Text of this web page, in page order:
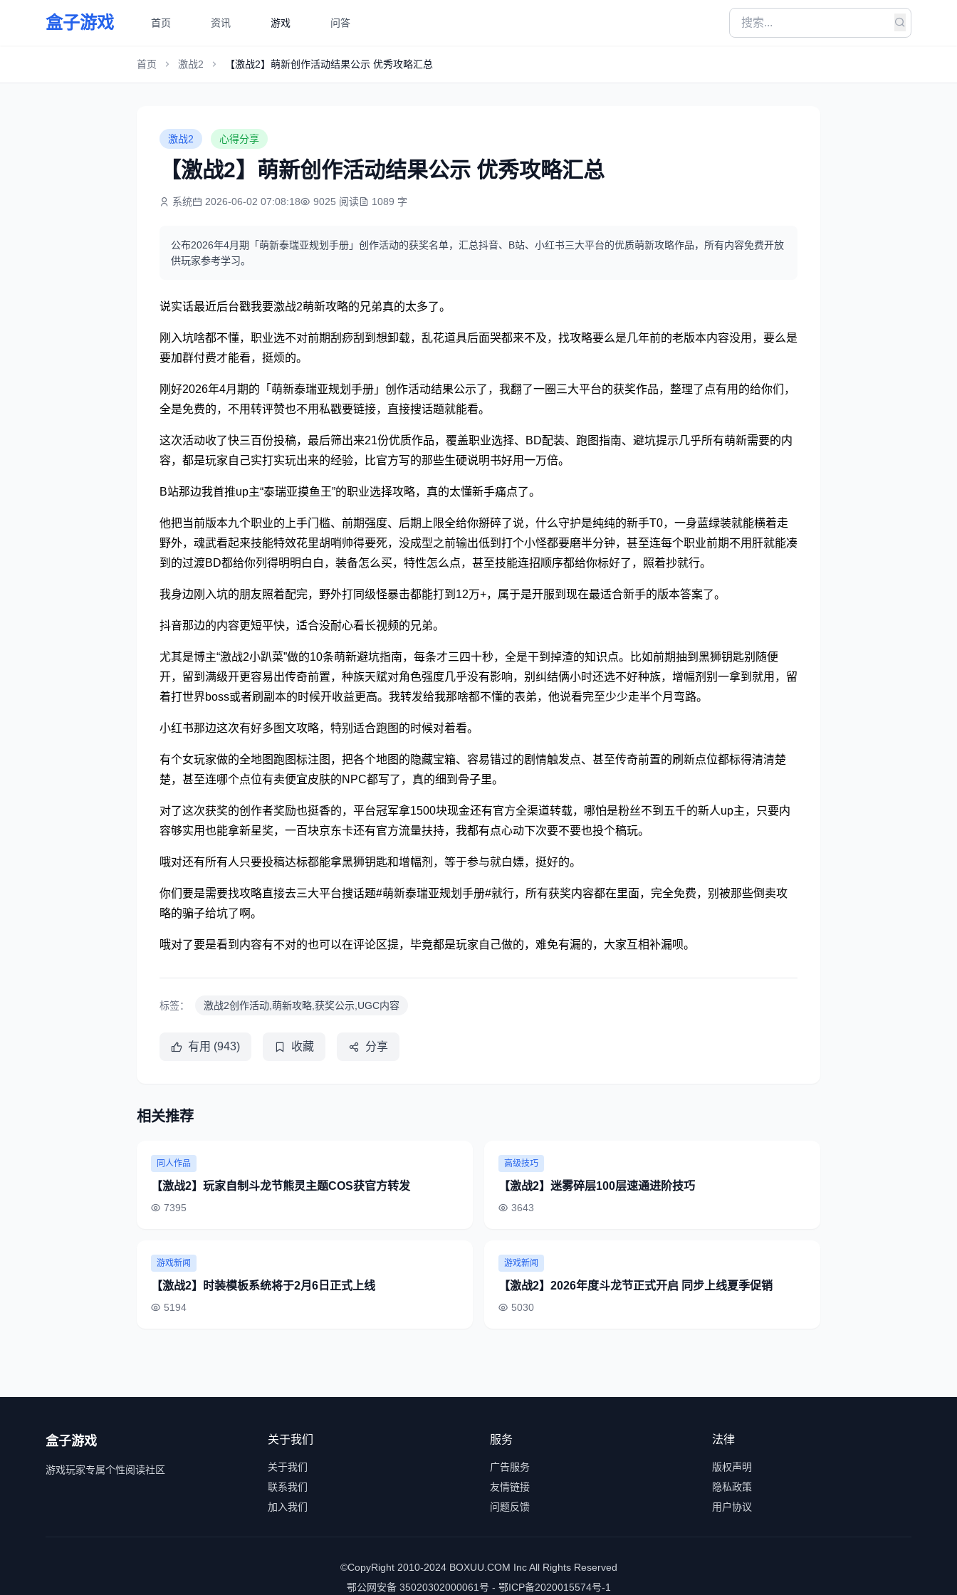
盒子游戏 首页 资讯 游戏 问答
首页 激战2 【激战2】萌新创作活动结果公示 优秀攻略汇总
激战2 心得分享
【激战2】萌新创作活动结果公示 优秀攻略汇总
系统 2026-06-02 07:08:18 9025 阅读 1089 字
公布2026年4月期「萌新泰瑞亚规划手册」创作活动的获奖名单，汇总抖音、B站、小红书三大平台的优质萌新攻略作品，所有内容免费开放
供玩家参考学习。
说实话最近后台戳我要激战2萌新攻略的兄弟真的太多了。
刚入坑啥都不懂，职业选不对前期刮痧刮到想卸载，乱花道具后面哭都来不及，找攻略要么是几年前的老版本内容没用，要么是
要加群付费才能看，挺烦的。
刚好2026年4月期的「萌新泰瑞亚规划手册」创作活动结果公示了，我翻了一圈三大平台的获奖作品，整理了点有用的给你们，
全是免费的，不用转评赞也不用私戳要链接，直接搜话题就能看。
这次活动收了快三百份投稿，最后筛出来21份优质作品，覆盖职业选择、BD配装、跑图指南、避坑提示几乎所有萌新需要的内
容，都是玩家自己实打实玩出来的经验，比官方写的那些生硬说明书好用一万倍。
B站那边我首推up主“泰瑞亚摸鱼王”的职业选择攻略，真的太懂新手痛点了。
他把当前版本九个职业的上手门槛、前期强度、后期上限全给你掰碎了说，什么守护是纯纯的新手T0，一身蓝绿装就能横着走
野外，魂武看起来技能特效花里胡哨帅得要死，没成型之前输出低到打个小怪都要磨半分钟，甚至连每个职业前期不用肝就能凑
到的过渡BD都给你列得明明白白，装备怎么买，特性怎么点，甚至技能连招顺序都给你标好了，照着抄就行。
我身边刚入坑的朋友照着配完，野外打同级怪暴击都能打到12万+，属于是开服到现在最适合新手的版本答案了。
抖音那边的内容更短平快，适合没耐心看长视频的兄弟。
尤其是博主“激战2小趴菜”做的10条萌新避坑指南，每条才三四十秒，全是干到掉渣的知识点。比如前期抽到黑狮钥匙别随便
开，留到满级开更容易出传奇前置，种族天赋对角色强度几乎没有影响，别纠结俩小时还选不好种族，增幅剂别一拿到就用，留
着打世界boss或者刷副本的时候开收益更高。我转发给我那啥都不懂的表弟，他说看完至少少走半个月弯路。
小红书那边这次有好多图文攻略，特别适合跑图的时候对着看。
有个女玩家做的全地图跑图标注图，把各个地图的隐藏宝箱、容易错过的剧情触发点、甚至传奇前置的刷新点位都标得清清楚
楚，甚至连哪个点位有卖便宜皮肤的NPC都写了，真的细到骨子里。
对了这次获奖的创作者奖励也挺香的，平台冠军拿1500块现金还有官方全渠道转载，哪怕是粉丝不到五千的新人up主，只要内
容够实用也能拿新星奖，一百块京东卡还有官方流量扶持，我都有点心动下次要不要也投个稿玩。
哦对还有所有人只要投稿达标都能拿黑狮钥匙和增幅剂，等于参与就白嫖，挺好的。
你们要是需要找攻略直接去三大平台搜话题#萌新泰瑞亚规划手册#就行，所有获奖内容都在里面，完全免费，别被那些倒卖攻
略的骗子给坑了啊。
哦对了要是看到内容有不对的也可以在评论区提，毕竟都是玩家自己做的，难免有漏的，大家互相补漏呗。
标签： 激战2创作活动,萌新攻略,获奖公示,UGC内容
有用 (943) 收藏 分享
相关推荐
同人作品
【激战2】玩家自制斗龙节熊灵主题COS获官方转发
7395
高级技巧
【激战2】迷雾碎层100层速通进阶技巧
3643
游戏新闻
【激战2】时装模板系统将于2月6日正式上线
5194
游戏新闻
【激战2】2026年度斗龙节正式开启 同步上线夏季促销
5030
盒子游戏
游戏玩家专属个性阅读社区
关于我们
关于我们
联系我们
加入我们
服务
广告服务
友情链接
问题反馈
法律
版权声明
隐私政策
用户协议
©CopyRight 2010-2024 BOXUU.COM Inc All Rights Reserved
鄂公网安备 35020302000061号 - 鄂ICP备2020015574号-1